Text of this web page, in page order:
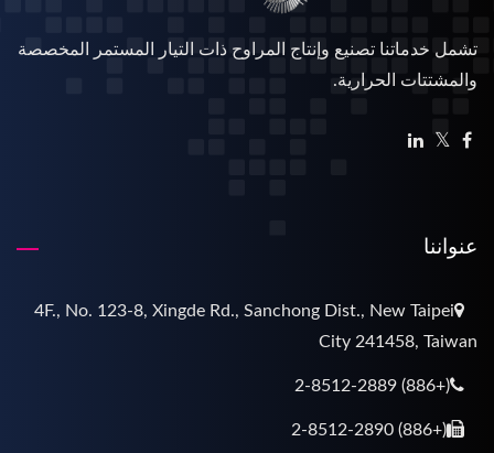
تشمل خدماتنا تصنيع وإنتاج المراوح ذات التيار المستمر المخصصة
والمشتتات الحرارية.
عنواننا
4F., No. 123-8, Xingde Rd., Sanchong Dist., New Taipei
City 241458, Taiwan
(+886) 2-8512-2889
(+886) 2-8512-2890